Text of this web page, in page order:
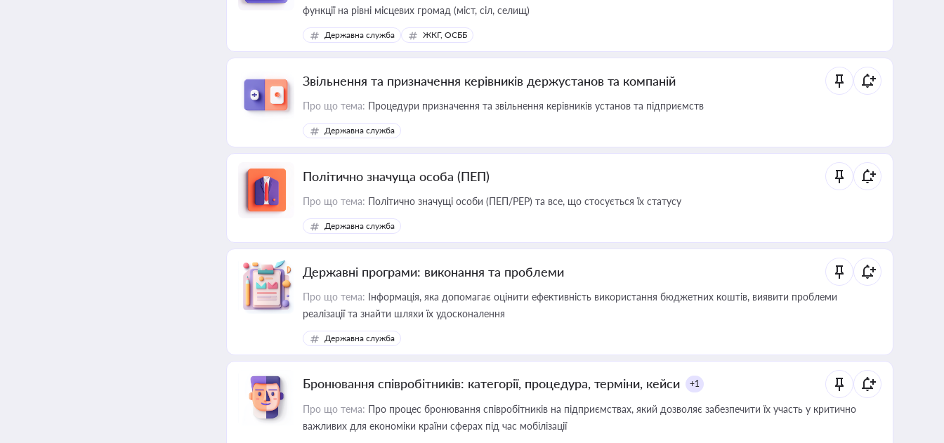
функції на рівні місцевих громад (міст, сіл, селищ)
Державна служба ЖКГ, ОСББ
Звільнення та призначення керівників держустанов та компаній
Про що тема: Процедури призначення та звільнення керівників установ та підприємств
Державна служба
Політично значуща особа (ПЕП)
Про що тема: Політично значущі особи (ПЕП/PEP) та все, що стосується їх статусу
Державна служба
Державні програми: виконання та проблеми
Про що тема: Інформація, яка допомагає оцінити ефективність використання бюджетних коштів, виявити проблеми
реалізації та знайти шляхи їх удосконалення
Державна служба
Бронювання співробітників: категорії, процедура, терміни, кейси +1
Про що тема: Про процес бронювання співробітників на підприємствах, який дозволяє забезпечити їх участь у критично
важливих для економіки країни сферах під час мобілізації